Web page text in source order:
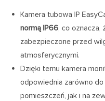
Kamera tubowa IP
normą IP66, co oznacza,
zabezpieczone przed
atmosferycznymi.
Dzięki temu kamera
odpowiednia zarówno
pomieszczeń, jak i na